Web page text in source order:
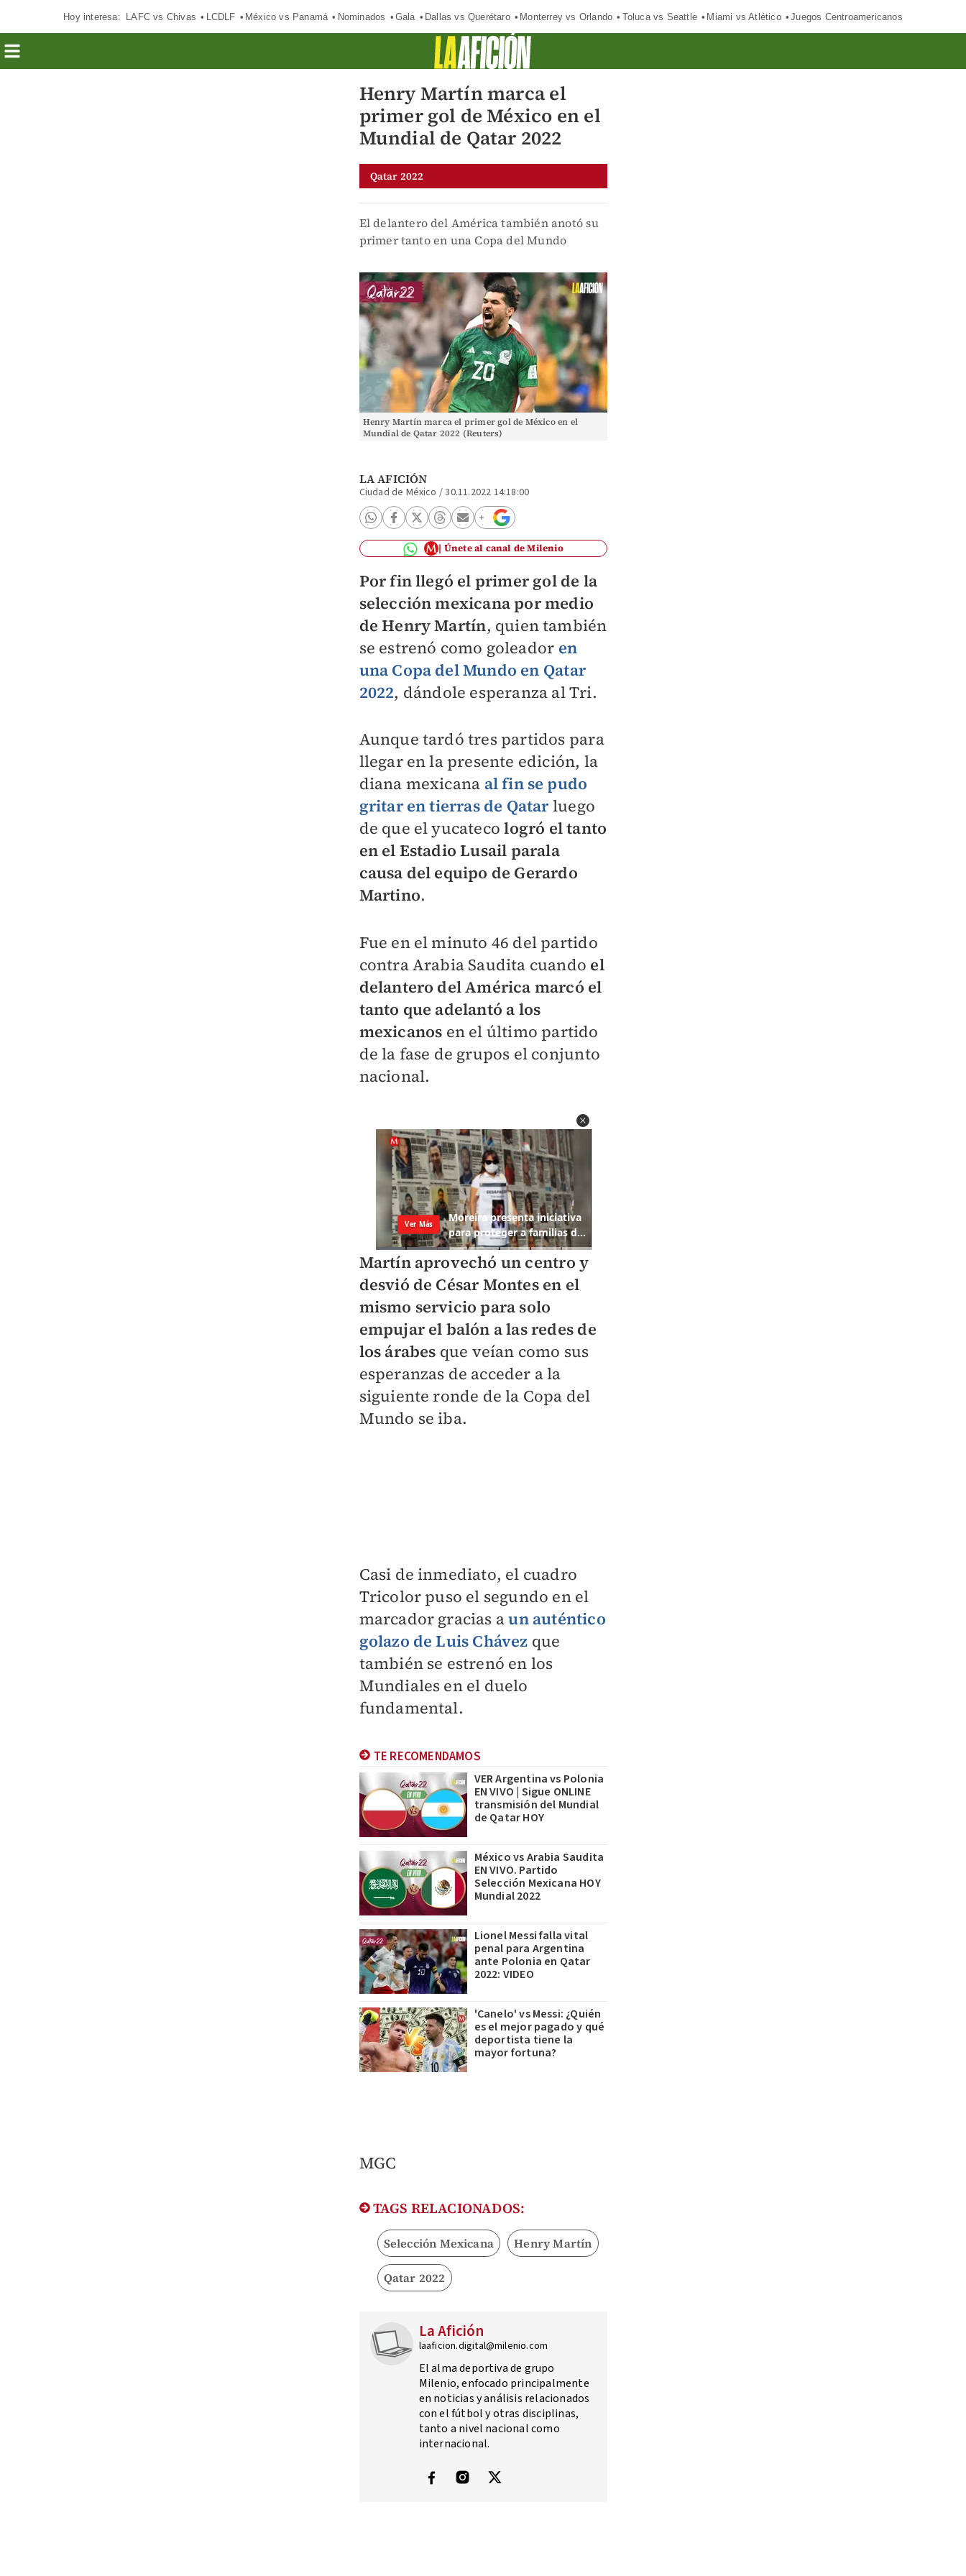
Hoy interesa: LAFC vs Chivas LCDLF México vs Panamá Nominados Gala Dallas vs Querétaro Monterrey vs Orlando Toluca vs Seattle Miami vs Atlético Juegos Centroamericanos
Henry Martín marca el
primer gol de México en el
Mundial de Qatar 2022
Qatar 2022
El delantero del América también anotó su
primer tanto en una Copa del Mundo
Henry Martín marca el primer gol de México en el
Mundial de Qatar 2022 (Reuters)
LA AFICIÓN
Ciudad de México /30.11.2022 14:18:00
Únete al canal de Milenio
Por fin llegó el primer gol de la
selección mexicana por medio
de Henry Martín, quien también
se estrenó como goleador en
una Copa del Mundo en Qatar
2022, dándole esperanza al Tri.
Aunque tardó tres partidos para
llegar en la presente edición, la
diana mexicana al fin se pudo
gritar en tierras de Qatarluego
de que el yucatecologró el tanto
en el Estadio Lusail parala
causa del equipo de Gerardo
Martino.
Fue en el minuto 46 del partido
contra Arabia Saudita cuando el
delantero del América marcó el
tanto que adelantó a los
mexicanos en el último partido
de la fase de grupos el conjunto
nacional.
Martín aprovechó un centro y
desvió de César Montes en el
mismo servicio para solo
empujar el balón a las redes de
los árabes que veían como sus
esperanzas de acceder a la
siguiente ronde de la Copa del
Mundo se iba.
Casi de inmediato, el cuadro
Tricolor puso el segundo en el
marcador gracias aun auténtico
golazo de Luis Chávez que
también se estrenó en los
Mundiales en el duelo
fundamental.
TE RECOMENDAMOS
VER Argentina vs Polonia
EN VIVO | Sigue ONLINE
transmisión del Mundial
de Qatar HOY
México vs Arabia Saudita
EN VIVO. Partido
Selección Mexicana HOY
Mundial 2022
Lionel Messi falla vital
penal para Argentina
ante Polonia en Qatar
2022: VIDEO
'Canelo' vs Messi: ¿Quién
es el mejor pagado y qué
deportista tiene la
mayor fortuna?
MGC
TAGS RELACIONADOS:
Selección Mexicana Henry Martín
Qatar 2022
La Afición
laaficion.digital@milenio.com
El alma deportiva de grupo
Milenio, enfocado principalmente
en noticias y análisis relacionados
con el fútbol y otras disciplinas,
tanto a nivel nacional como
internacional.